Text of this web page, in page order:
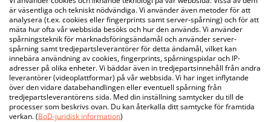
är väsentliga och tekniskt nödvändiga. Vi använder även metoder för att
analysera (t.ex. cookies eller fingerprints samt server-spårning) och för att
mäta hur ofta vår webbsida besöks och hur den används. Vi använder
spårningsteknik för marknadsföringsändamål och använder server-
spårning samt tredjepartsleverantörer för detta ändamål, vilket kan
innebära användning av cookies, fingerprints, spårningspixlar och IP-
adresser på olika enheter. Vi bäddar även in tredjepartsinnehåll från andra
leverantörer (videoplattformar) på vår webbsida. Vi har inget inflytande
över den vidare databehandlingen eller eventuell spårning från
tredjepartsleverantörens sida. Med din inställning samtycker du till de
processer som beskrivs ovan. Du kan återkalla ditt samtycke för framtida
verkan. (BoD-juridisk information)